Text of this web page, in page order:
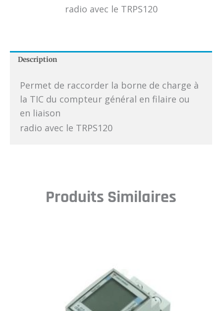
radio avec le TRPS120
Description
Permet de raccorder la borne de charge à
la TIC du compteur général en filaire ou
en liaison
radio avec le TRPS120
Produits Similaires